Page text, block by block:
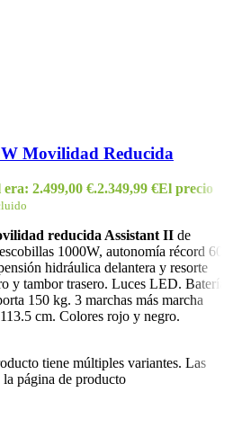
Movilidad Reducida
2.499,00 €.2.349,99 €El precio
reducida Assistant II de
1000W, autonomía récord 60
hidráulica delantera y resorte
y tambor trasero. Luces LED. Batería
150 kg. 3 marchas más marcha
cm. Colores rojo y negro.
tiene múltiples variantes. Las
página de producto